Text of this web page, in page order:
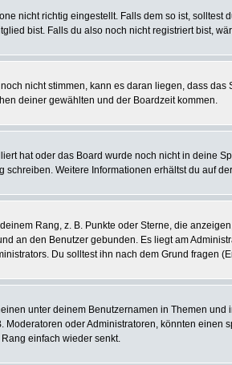
nicht richtig eingestellt. Falls dem so ist,
bist. Falls du also noch nicht registriert bist,
nicht stimmen, kann es daran liegen, dass
deiner gewählten und der Boardzeit kommen.
hat oder das Board wurde noch nicht in deine
Weitere Informationen erhältst du auf
Rang, z. B. Punkte oder Sterne, die
an den Benutzer gebunden. Es liegt am
Du solltest ihn nach dem Grund fragen
unter deinem Benutzernamen in Themen
oder Administratoren, könnten
einfach wieder senkt.